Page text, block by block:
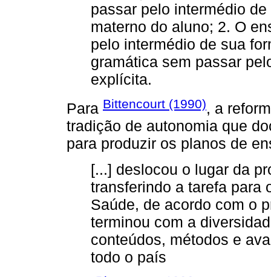
passar pelo intermédio
materno do aluno; 2. O
pelo intermédio de sua
gramática sem passar
explícita.
Para Bittencourt (1990), a
tradição de autonomia que
para produzir os planos de
[...] deslocou o lugar da
transferindo a tarefa para
Saúde, de acordo com o
terminou com a
conteúdos, métodos e
todo o país